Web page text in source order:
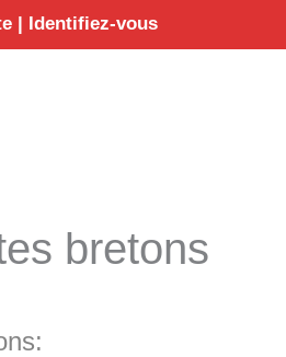
| Identifiez-vous
bretons